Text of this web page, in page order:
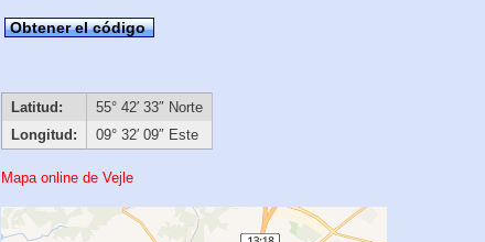
Obtener el código
Latitud:
55° 42′ 33″ Norte
Longitud:
09° 32′ 09″ Este
Mapa online de Vejle